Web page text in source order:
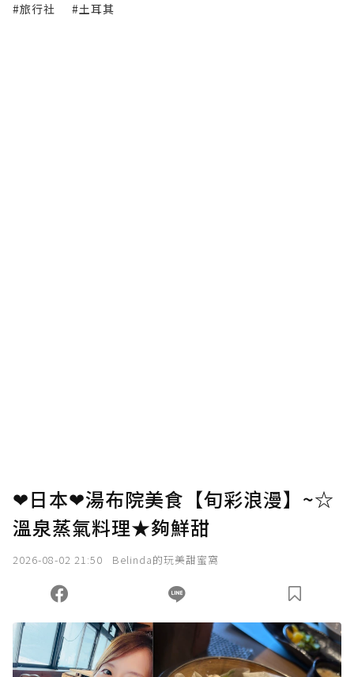
#旅行社 #土耳其
❤日本❤湯布院美食【旬彩浪漫】~☆
溫泉蒸氣料理★夠鮮甜
2026-08-02 21:50 Belinda的玩美甜蜜窩